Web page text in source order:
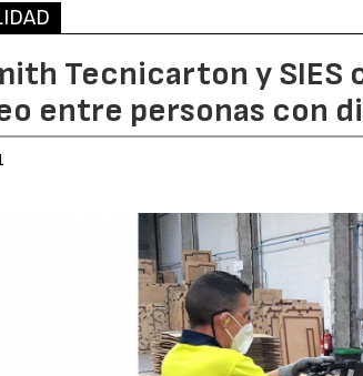
Tecnicarton y
entre personas con